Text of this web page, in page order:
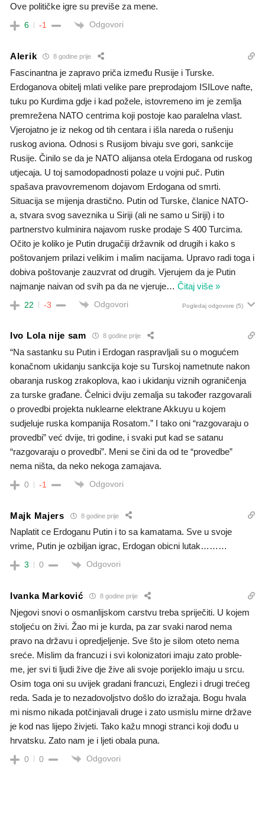
Ove političke igre su previše za mene.
6 -1 Odgovori
Alerik 8 godine prije
Fascinantna je zapravo priča između Rusije i Turske.
Erdoganova obitelj mlati velike pare preprodajom ISILove nafte,
tuku po Kurdima gdje i kad požele, istovremeno im je zemlja
premrežena NATO centrima koji postoje kao paralelna vlast.
Vjerojatno je iz nekog od tih centara i išla nareda o rušenju
ruskog aviona. Odnosi s Rusijom bivaju sve gori, sankcije
Rusije. Činilo se da je NATO alijansa otela Erdogana od ruskog
utjecaja. U toj samodopadnosti polaze u vojni puč. Putin
spašava pravovremenom dojavom Erdogana od smrti.
Situacija se mijenja drastično. Putin od Turske, članice NATO-
a, stvara svog saveznika u Siriji (ali ne samo u Siriji) i to
partnerstvo kulminira najavom ruske prodaje S 400 Turcima.
Očito je koliko je Putin drugačiji državnik od drugih i kako s
poštovanjem prilazi velikim i malim nacijama. Upravo radi toga i
dobiva poštovanje zauzvrat od drugih. Vjerujem da je Putin
najmanje naivan od svih pa da ne vjeruje… Čitaj više »
22 -3 Odgovori Pogledaj odgovore (5)
Ivo Lola nije sam 8 godine prije
“Na sastanku su Putin i Erdogan raspravljali su o mogućem
konačnom ukidanju sankcija koje su Turskoj nametnute nakon
obaranja ruskog zrakoplova, kao i ukidanju viznih ograničenja
za turske građane. Čelnici dviju zemalja su također razgovarali
o provedbi projekta nuklearne elektrane Akkuyu u kojem
sudjeluje ruska kompanija Rosatom.” I tako oni “razgovaraju o
provedbi” već dvije, tri godine, i svaki put kad se satanu
“razgovaraju o provedbi”. Meni se čini da od te “provedbe”
nema ništa, da neko nekoga zamajava.
0 -1 Odgovori
Majk Majers 8 godine prije
Naplatit ce Erdoganu Putin i to sa kamatama. Sve u svoje
vrime, Putin je ozbiljan igrac, Erdogan obicni lutak………
3 0 Odgovori
Ivanka Marković 8 godine prije
Njegovi snovi o osmanlijskom carstvu treba spriječiti. U kojem
stoljeću on živi. Žao mi je kurda, pa zar svaki narod nema
pravo na državu i opredjeljenje. Sve što je silom oteto nema
sreće. Mislim da francuzi i svi kolonizatori imaju zato proble-
me, jer svi ti ljudi žive dje žive ali svoje porijeklo imaju u srcu.
Osim toga oni su uvijek gradani francuzi, Englezi i drugi trećeg
reda. Sada je to nezadovoljstvo došlo do izražaja. Bogu hvala
mi nismo nikada potčinjavali druge i zato usmislu mirne države
je kod nas lijepo živjeti. Tako kažu mnogi stranci koji dođu u
hrvatsku. Zato nam je i ljeti obala puna.
0 0 Odgovori